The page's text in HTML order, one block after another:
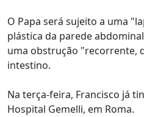
O Papa será sujeito a uma
plástica da parede
uma obstrução "recorrente,
intestino.
Na terça-feira, Francisco já
Hospital Gemelli, em Roma.